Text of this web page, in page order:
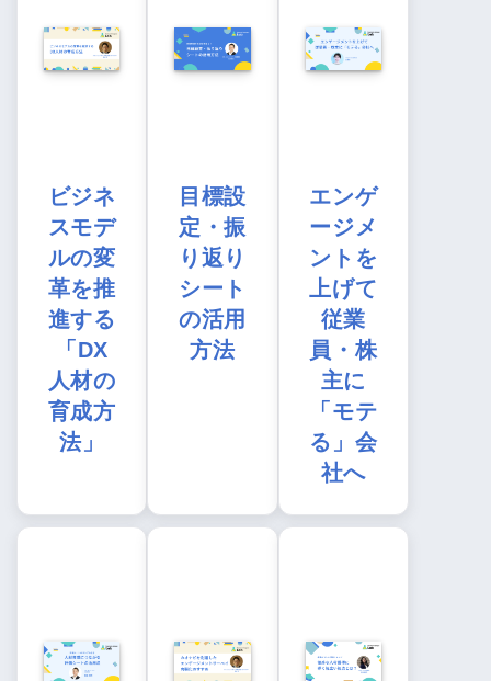
ビジネ
スモデ
ルの変
革を推
進する
「DX
人材の
育成方
法」
目標設
定・振
り返り
シート
の活用
方法
エンゲ
ージメ
ントを
上げて
従業
員・株
主に
「モテ
る」会
社へ